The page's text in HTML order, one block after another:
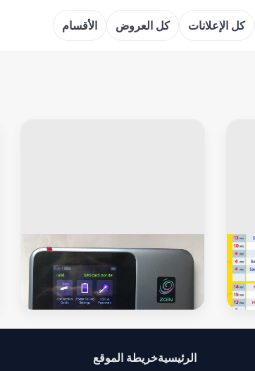
كل الإعلانات كل العروض الأقسام
اكسسوارات موبايل
اسرع راوتر Bolt متنقل مستعمل
الرئيسيةخريطة الموقع